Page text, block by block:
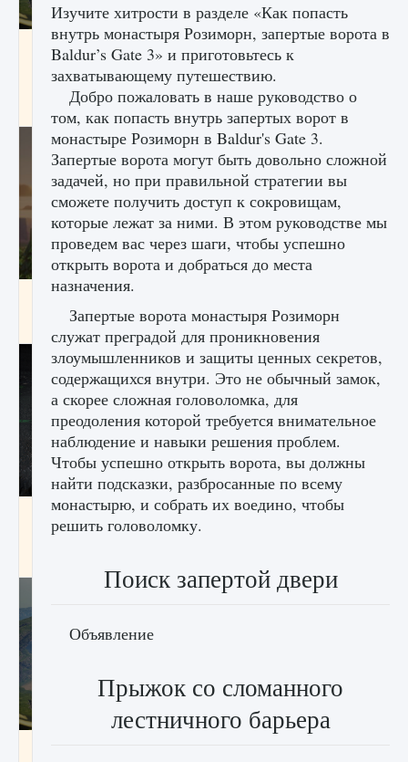
Как исправить ошибку Palworld «Идет
сохранение мира — Невозможно начать
сохранение данных мира»
9 августа 2024 2 511 0 0
Как заработать медали лиги Clash of Clans
9 августа 2024 2 599 0 1
лицензии, лиги, команды и стадионы в EA
FC 25
Изучите хитрости в разделе «Как попасть
внутрь монастыря Розиморн, запертые ворота в
Baldur’s Gate 3» и приготовьтесь к
захватывающему путешествию.
Добро пожаловать в наше руководство о
том, как попасть внутрь запертых ворот в
монастыре Розиморн в Baldur's Gate 3.
Запертые ворота могут быть довольно сложной
задачей, но при правильной стратегии вы
сможете получить доступ к сокровищам,
которые лежат за ними. В этом руководстве мы
проведем вас через шаги, чтобы успешно
открыть ворота и добраться до места
назначения.
Запертые ворота монастыря Розиморн
служат преградой для проникновения
злоумышленников и защиты ценных секретов,
содержащихся внутри. Это не обычный замок,
а скорее сложная головоломка, для
преодоления которой требуется внимательное
наблюдение и навыки решения проблем.
Чтобы успешно открыть ворота, вы должны
найти подсказки, разбросанные по всему
монастырю, и собрать их воедино, чтобы
решить головоломку.
Поиск запертой двери
Объявление
Прыжок со сломанного
лестничного барьера